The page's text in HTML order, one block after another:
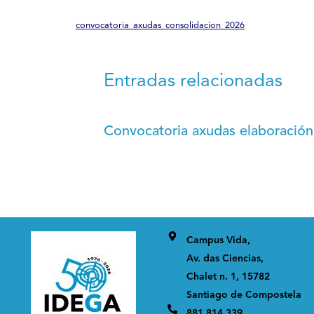
convocatoria_axudas_consolidacion_2026
Entradas relacionadas
Convocatoria axudas
Campus Vida,
Av. das Ciencias,
Chalet n. 1, 15782
Santiago de Compostela